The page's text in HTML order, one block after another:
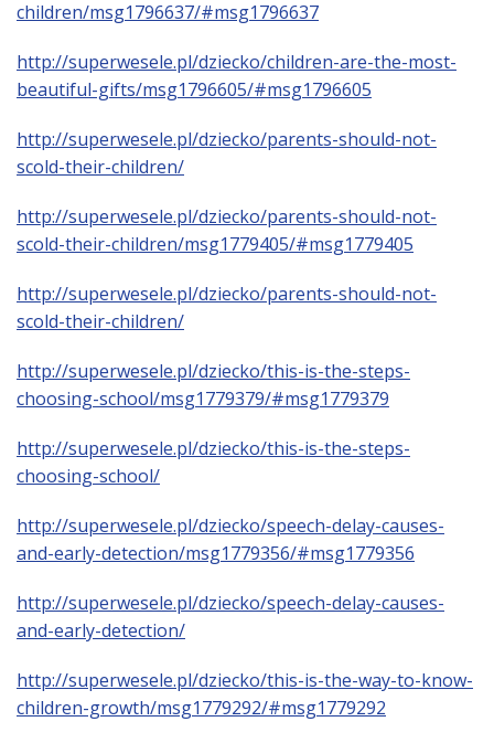
children/msg1796637/#msg1796637
http://superwesele.pl/dziecko/children-are-the-most-
beautiful-gifts/msg1796605/#msg1796605
http://superwesele.pl/dziecko/parents-should-not-
scold-their-children/
http://superwesele.pl/dziecko/parents-should-not-
scold-their-children/msg1779405/#msg1779405
http://superwesele.pl/dziecko/parents-should-not-
scold-their-children/
http://superwesele.pl/dziecko/this-is-the-steps-
choosing-school/msg1779379/#msg1779379
http://superwesele.pl/dziecko/this-is-the-steps-
choosing-school/
http://superwesele.pl/dziecko/speech-delay-causes-
and-early-detection/msg1779356/#msg1779356
http://superwesele.pl/dziecko/speech-delay-causes-
and-early-detection/
http://superwesele.pl/dziecko/this-is-the-way-to-know-
children-growth/msg1779292/#msg1779292